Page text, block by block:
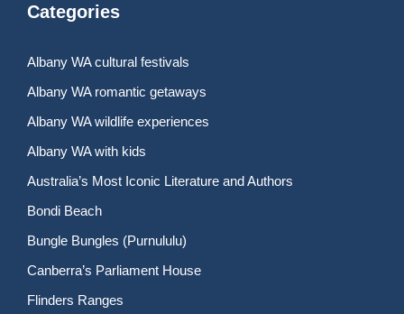
Categories
Albany WA cultural festivals
Albany WA romantic getaways
Albany WA wildlife experiences
Albany WA with kids
Australia’s Most Iconic Literature and Authors
Bondi Beach
Bungle Bungles (Purnululu)
Canberra’s Parliament House
Flinders Ranges